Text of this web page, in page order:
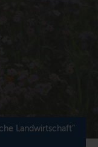
Landwirtschaft"